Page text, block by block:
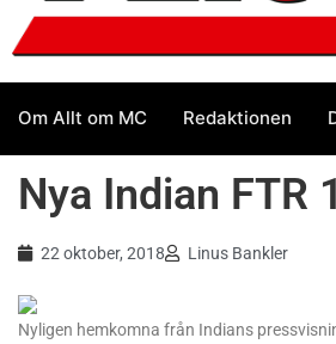
Om Allt om MC Redaktionen
Nya Indian FTR
22 oktober, 2018 Linus Bankler
Nyligen hemkomna från Indians